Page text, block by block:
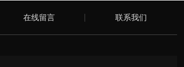
在线留言 联系我们